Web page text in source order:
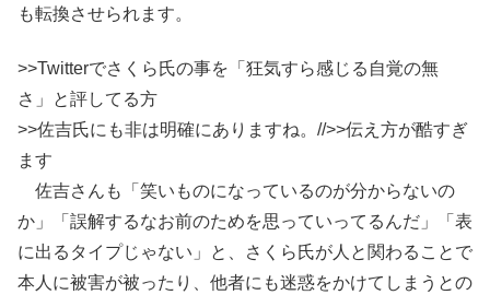
も転換させられます。
>>Twitterでさくら氏の事を「狂気すら感じる自覚の無
さ」と評してる方
>>佐吉氏にも非は明確にありますね。//>>伝え方が酷すぎ
ます
佐吉さんも「笑いものになっているのが分からないの
か」「誤解するなお前のためを思っていってるんだ」「表
に出るタイプじゃない」と、さくら氏が人と関わることで
本人に被害が被ったり、他者にも迷惑をかけてしまうとの